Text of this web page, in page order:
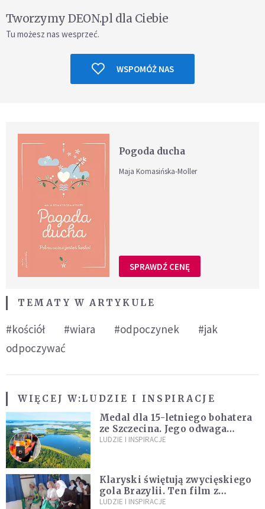
Tworzymy DEON.pl dla Ciebie
Tu możesz nas wesprzeć.
WSPOMÓŻ NAS
Pogoda ducha
Maja Komasińska-Moller
SPRAWDŹ CENĘ
TEMATY W ARTYKULE
#kościół #wiara #odpoczynek
#jak
odpoczywać
WIĘCEJ W:LUDZIE I INSPIRACJE
Medal dla 15-letniego bohatera
ze Szczecina. Jego odwaga
ocaliła ludzkie życie
LUDZIE I INSPIRACJE
Klaryski świętują zwycięskiego
gola Brazylii. Ten film z
zakonnicami obejrzały już
LUDZIE I INSPIRACJE